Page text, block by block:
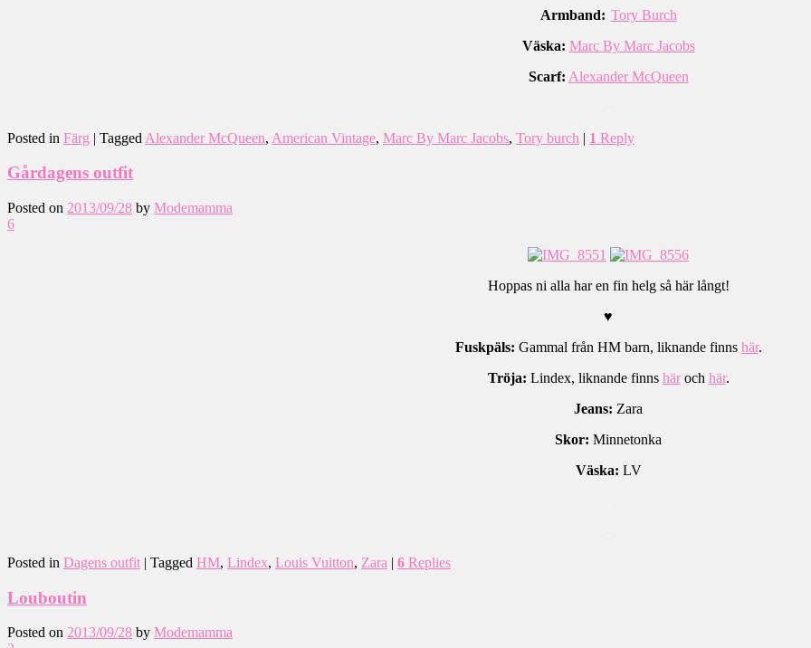
Armband: Tory Burch
Väska: Marc By Marc Jacobs
Scarf: Alexander McQueen
Posted in Färg | Tagged Alexander McQueen, American Vintage, Marc By Marc Jacobs, Tory burch | 1 Reply
Gårdagens outfit
Posted on 2013/09/28 by Modemamma
6
Hoppas ni alla har en fin helg så här långt!
♥
Fuskpäls: Gammal från HM barn, liknande finns här.
Tröja: Lindex, liknande finns häroch här.
Jeans: Zara
Skor: Minnetonka
Väska: LV
Posted in Dagens outfit | Tagged HM, Lindex, Louis Vuitton, Zara | 6 Replies
Louboutin
Posted on 2013/09/28 by Modemamma